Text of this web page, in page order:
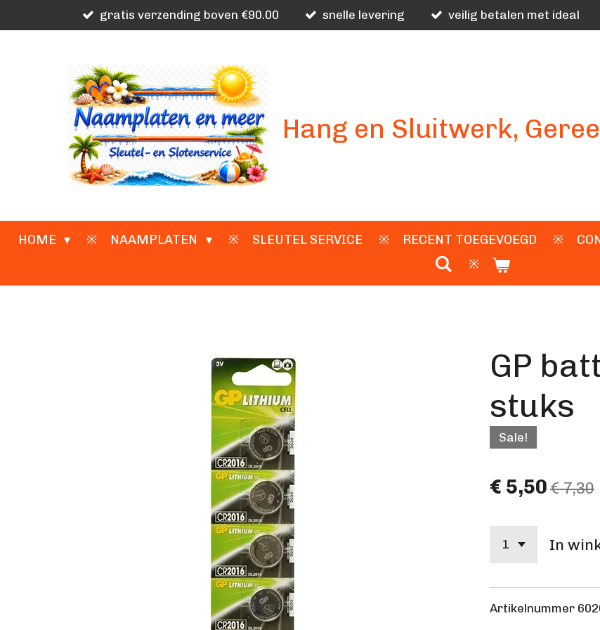
direct
hoofdinhoud
gratis verzending boven €90.00 snelle levering veilig betalen met ideal
Hang en Sluitwerk,
HOME NAAMPLATEN SLEUTEL SERVICE RECENT TOEGEVOEGD
GP
stuks
Sale!
€ 5,50€ 7,30
In
Artikelnummer